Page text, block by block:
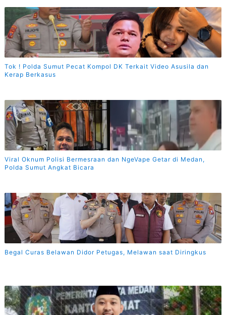
Tok ! Polda Sumut Pecat Kompol DK Terkait Video Asusila dan
Kerap Berkasus
Viral Oknum Polisi Bermesraan dan NgeVape Getar di Medan,
Polda Sumut Angkat Bicara
Begal Curas Belawan Didor Petugas, Melawan saat Diringkus